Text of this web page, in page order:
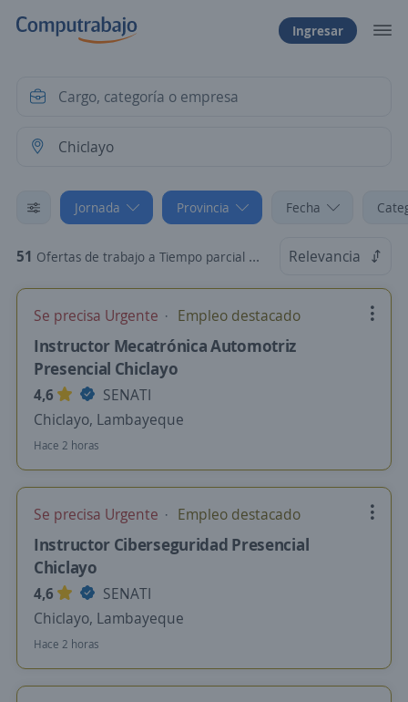
Ingresar
Jornada Provincia Fecha
51 Ofertas de trabajo a Tiempo parcial en Chiclayo, Lambayeque Relevancia
Se precisa Urgente Empleo destacado
Instructor Mecatrónica Automotriz
Presencial Chiclayo
4,6
SENATI
Chiclayo, Lambayeque
Hace 2 horas
Se precisa Urgente Empleo destacado
Instructor Ciberseguridad Presencial
Chiclayo
4,6
SENATI
Chiclayo, Lambayeque
Hace 2 horas